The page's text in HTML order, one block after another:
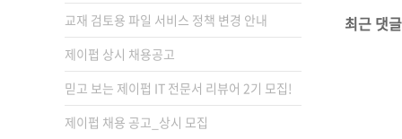
교재 검토용 파일 서비스 정책 변경 안내
제이펍 상시 채용공고
믿고 보는 제이펍 IT 전문서 리뷰어 2기 모집!
제이펍 채용 공고_상시 모집
최근 댓글